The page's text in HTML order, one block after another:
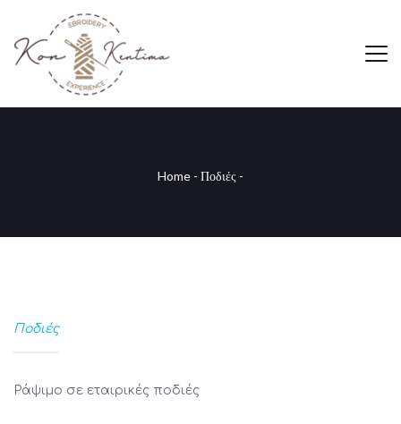
Home - Ποδιές -
Ποδιές
Ράψιμο σε εταιρικές ποδιές